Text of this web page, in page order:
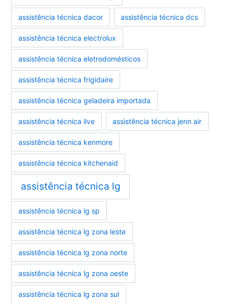
assistência técnica dacor assistência técnica dcs
assistência técnica electrolux
assistência técnica eletrodomésticos
assistência técnica frigidaire
assistência técnica geladeira importada
assistência técnica ilve assistência técnica jenn air
assistência técnica kenmore
assistência técnica kitchenaid
assistência técnica lg
assistência técnica lg sp
assistência técnica lg zona leste
assistência técnica lg zona norte
assistência técnica lg zona oeste
assistência técnica lg zona sul